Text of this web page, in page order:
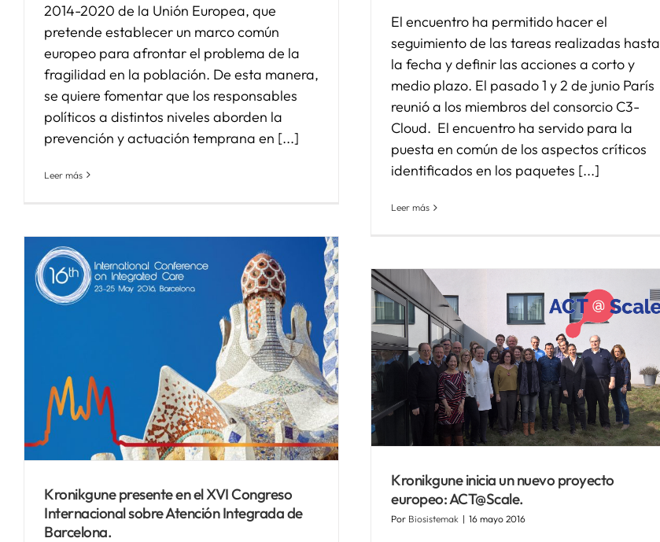
2014-2020 de la Unión Europea, que
pretende establecer un marco común
europeo para afrontar el problema de la
fragilidad en la población. De esta manera,
se quiere fomentar que los responsables
políticos a distintos niveles aborden la
prevención y actuación temprana en [...]
Leer más
El encuentro ha permitido hacer el
seguimiento de las tareas realizadas hasta
la fecha y definir las acciones a corto y
medio plazo. El pasado 1 y 2 de junio París
reunió a los miembros del consorcio C3-
Cloud. El encuentro ha servido para la
puesta en común de los aspectos críticos
identificados en los paquetes [...]
Leer más
Kronikgune presente en el XVI Congreso
Internacional sobre Atención Integrada de
Barcelona.
Kronikgune inicia un nuevo
proyecto europeo:
ACT@Scale.
Noticias Biosistemak
Kronikgune inicia un nuevo proyecto
europeo: ACT@Scale.
Por Biosistemak | 16 mayo 2016
Notoria presencia de los
proyectos europeos de
Kronikgune en el VIII